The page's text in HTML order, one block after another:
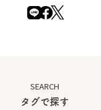
SEARCH
タグで探す